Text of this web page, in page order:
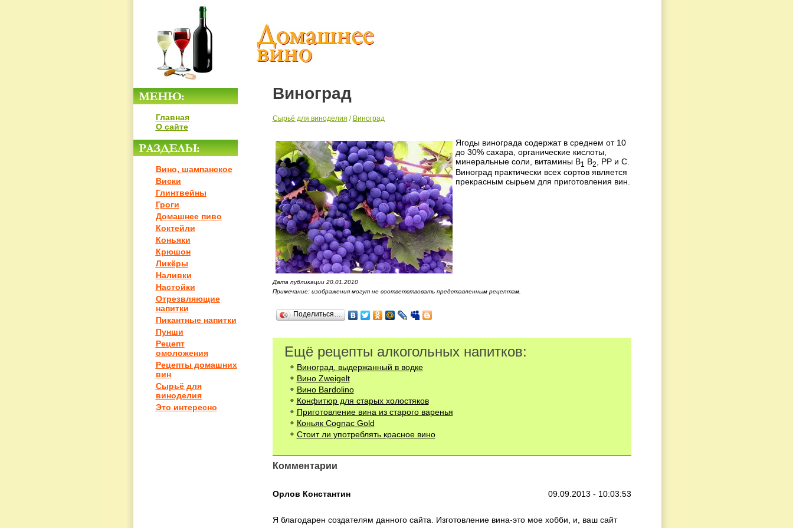
Главная
О сайте
Вино, шампанское
Виски
Глинтвейны
Гроги
Домашнее пиво
Коктейли
Коньяки
Крюшон
Ликёры
Наливки
Настойки
Отрезвляющие
напитки
Пикантные напитки
Пунши
Рецепт
омоложения
Рецепты домашних
вин
Сырьё для
виноделия
Это интересно
Виноград
Сырьё для виноделия / Виноград
Ягоды винограда содержат в среднем от 10
до 30% сахара, органические кислоты,
минеральные соли, витамины В1 В2
, РР и С.
Виноград практически всех сортов является
прекрасным сырьем для приготовления вин.
Дата публикации 20.01.2010
Примечание: изображения могут не соответствовать представленным рецептам.
Поделиться…
Ещё рецепты алкогольных напитков:
Виноград, выдержанный в водке
Вино Zweigelt
Вино Bardolino
Конфитюр для старых холостяков
Приготовление вина из старого варенья
Коньяк Cognac Gold
Стоит ли употреблять красное вино
Комментарии
Орлов Константин 09.09.2013 - 10:03:53
Я благодарен создателям данного сайта. Изготовление вина-это мое хобби, и, ваш сайт